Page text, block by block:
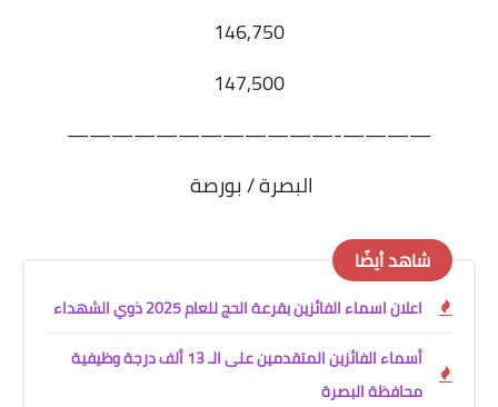
146,750
147,500
————-————————————
البصرة / بورصة
شاهد أيضًا
اعلان اسماء الفائزين بقرعة الحج للعام 2025 ذوي الشهداء
أسماء الفائزين المتقدمين على الـ 13 ألف درجة وظيفية
محافظة البصرة